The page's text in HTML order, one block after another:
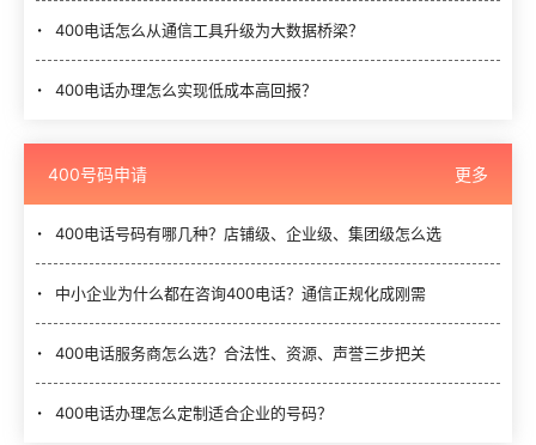
400电话怎么从通信工具升级为大数据桥梁？
400电话办理怎么实现低成本高回报？
400号码申请 更多
400电话号码有哪几种？店铺级、企业级、集团级怎么选
中小企业为什么都在咨询400电话？通信正规化成刚需
400电话服务商怎么选？合法性、资源、声誉三步把关
400电话办理怎么定制适合企业的号码？